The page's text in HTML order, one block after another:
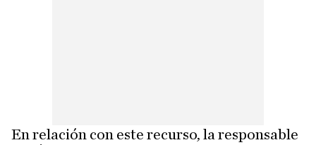
En relación con este recurso, la responsable